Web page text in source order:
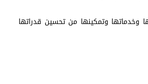
وخدماتها وتمكينها من تحسين قدراتها